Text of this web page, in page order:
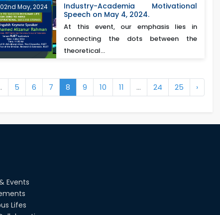
02nd May, 2024
Industry-Academia Motivational
Speech on May 4, 2024.
At this event, our emphasis lies in
connecting the dots between the
theoretical...
5 6 7 8 9 10 11 ... 24 25 ›
Events
Lifes